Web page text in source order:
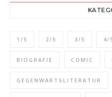
1/5 2/5 3/5 4/
BIOGRAFIE COMIC
GEGENWARTSLITERATUR